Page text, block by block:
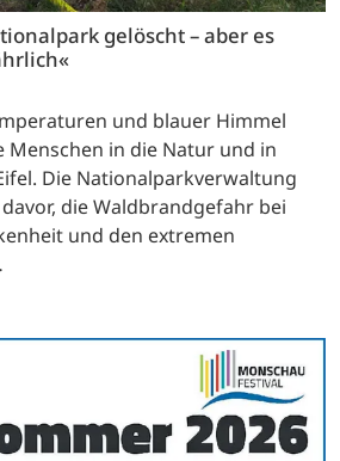
gelöscht – aber es
und blauer Himmel
Menschen in die Natur und in
Die Nationalparkverwaltung
die Waldbrandgefahr bei
und den extremen